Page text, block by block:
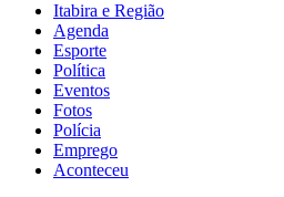
Itabira e Região
Agenda
Esporte
Política
Eventos
Fotos
Polícia
Emprego
Aconteceu